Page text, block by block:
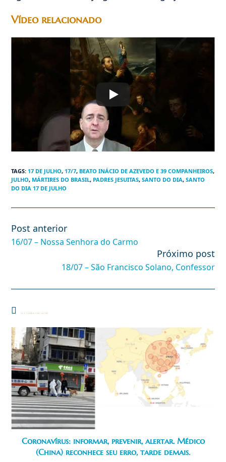
Vídeo relacionado
TAGS:17 DE JULHO, 17/7, BEATO INÁCIO DE AZEVEDO E 39 COMPANHEIROS,
JULHO, MÁRTIRES DO BRASIL, PADRES JESUITAS, SANTO DO DIA, SANTO
DO DIA 17 DE JULHO
Leia
mais
artigos
Post anterior
16/07 – Nossa Senhora do Carmo
Próximo post
18/07 – São Francisco Solano, Confessor
Você também pode gostar
Coronavírus: informar, prevenir, alertar. Médico
(China) reconhece seu erro, tarde demais.